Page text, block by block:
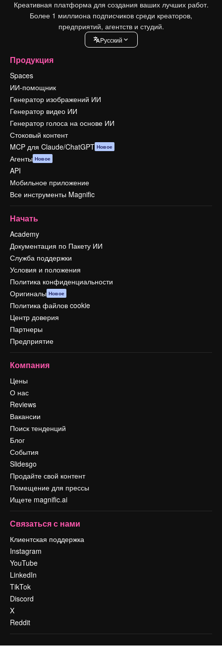
Креативная платформа для создания ваших лучших работ.
Более 1 миллиона подписчиков среди креаторов,
предприятий, агентств и студий.
Pусский
Продукция
Spaces
ИИ-помощник
Генератор изображений ИИ
Генератор видео ИИ
Генератор голоса на основе ИИ
Стоковый контент
MCP для Claude/ChatGPT Новое
Агенты Новое
API
Мобильное приложение
Все инструменты Magnific
Начать
Academy
Документация по Пакету ИИ
Служба поддержки
Условия и положения
Политика конфиденциальности
Оригиналы Новое
Политика файлов cookie
Центр доверия
Партнеры
Предприятие
Компания
Цены
О нас
Reviews
Вакансии
Поиск тенденций
Блог
События
Slidesgo
Продайте свой контент
Помещение для прессы
Ищете magnific.ai
Связаться с нами
Клиентская поддержка
Instagram
YouTube
LinkedIn
TikTok
Discord
X
Reddit